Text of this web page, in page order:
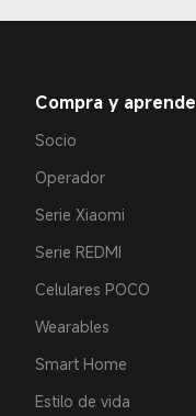
Compra y aprende
Socio
Operador
Serie Xiaomi
Serie REDMI
Celulares POCO
Wearables
Smart Home
Estilo de vida